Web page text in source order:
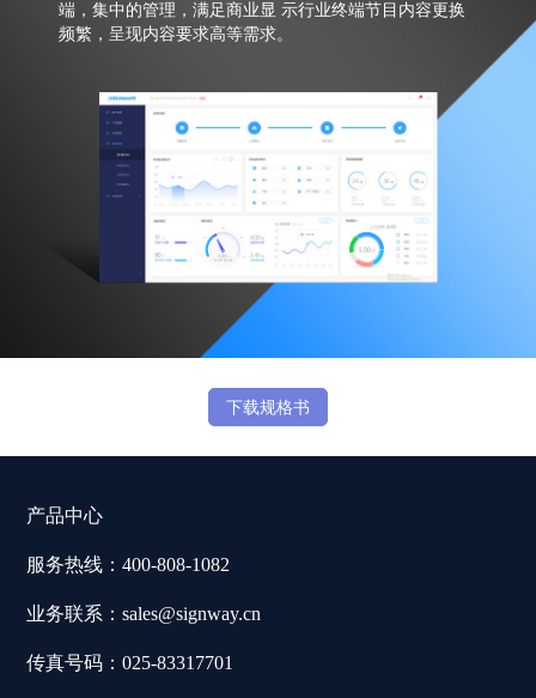
端，集中的管理，满足商业显 示行业终端节目内容更换
频繁，呈现内容要求高等需求。
下载规格书
产品中心
服务热线：400-808-1082
业务联系：sales@signway.cn
传真号码：025-83317701